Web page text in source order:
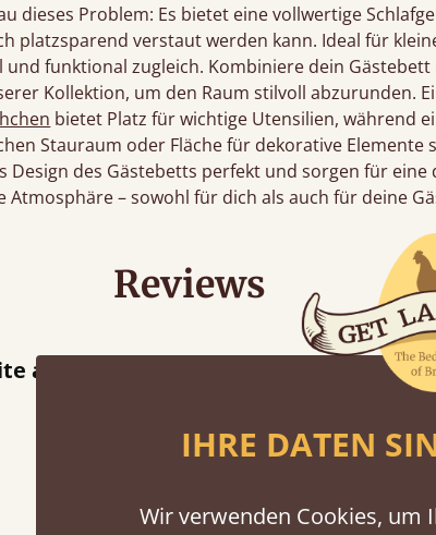
dieses Problem: Es bietet eine vollwertige
platzsparend verstaut werden kann. Ideal für
funktional zugleich. Kombiniere dein
Kollektion, um den Raum stilvoll abzurunden.
bietet Platz für wichtige Utensilien, während
Stauraum oder Fläche für dekorative Elemente
Design des Gästebetts perfekt und sorgen für eine
Atmosphäre – sowohl für dich als auch für deine
Reviews
“
IHRE DATEN
Wir verwenden Cookies, um